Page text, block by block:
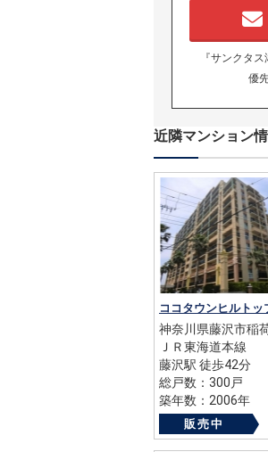
『サンクタ
優
近隣マンション
神奈川県藤沢市稲
ＪＲ東海道本線
藤沢駅 徒歩42分
総戸数：300戸
築年数：2006年
販売中